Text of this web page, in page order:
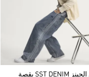
بنطال الجينز SST DENIM بقصة